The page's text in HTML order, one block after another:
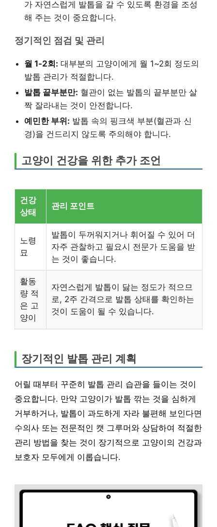
가 자연스럽게 발톱을 갈 수 있도록 환경을 조성
해 주는 것이 중요합니다.
정기적인 점검 및 관리
월 1-2회: 대부분의 고양이에게 월 1~2회 정도의
발톱 관리가 적절합니다.
발톱 끝부분만: 혈관이 없는 발톱의 끝부분만 살
짝 잘라내는 것이 안전합니다.
예민한 부위: 발톱 속의 핑크색 부분(혈관과 신
경)을 건드리지 않도록 주의해야 합니다.
고양이 건강을 위한 추가 조언
건강
상태
관리 포인트
노령
묘
발톱이 두꺼워지거나 휘어질 수 있어 더
자주 관찰하고 필요시 전문가 도움을 받
는 것이 좋습니다.
활동
량 적
은 고
양이
자연스럽게 발톱이 닳는 정도가 적으므
로, 2주 간격으로 발톱 상태를 확인하는
것이 도움이 될 수 있습니다.
장기적인 발톱 관리 계획
어릴 때부터 꾸준히 발톱 관리 습관을 들이는 것이
중요합니다. 만약 고양이가 발톱 깎는 것을 심하게
거부하거나, 발톱이 과도하게 자라 불편해 보인다면
수의사 또는 전문적인 캣 그루머와 상담하여 적절한
관리 방법을 찾는 것이 장기적으로 고양이의 건강과
보호자 모두에게 이롭습니다.